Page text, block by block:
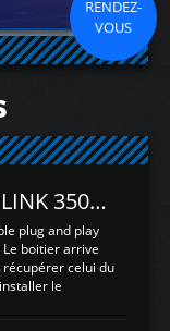
RENDEZ-
VOUS
Test du boitier LINK 350Z Plugin ECU
plug and play
boitier arrive
celui du
le